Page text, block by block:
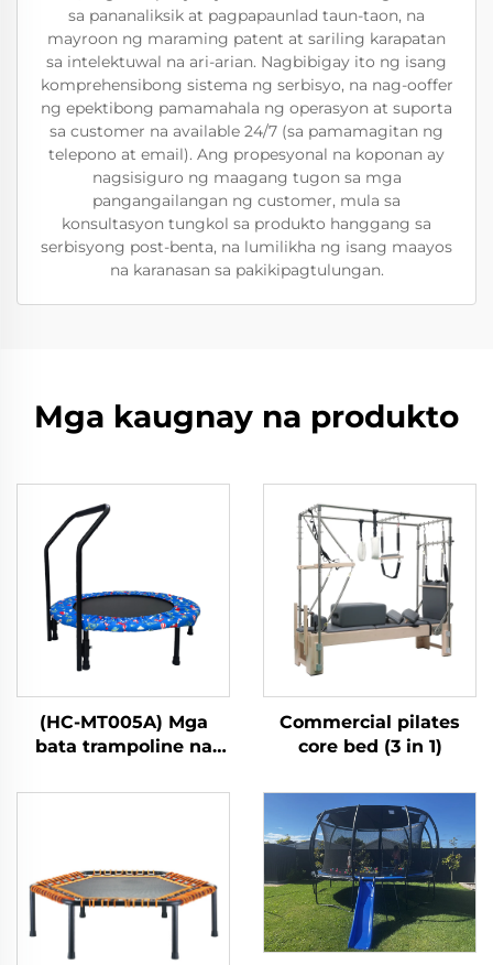
sa pananaliksik at pagpapaunlad taun-taon, na
mayroon ng maraming patent at sariling karapatan
sa intelektuwal na ari-arian. Nagbibigay ito ng isang
komprehensibong sistema ng serbisyo, na nag-ooffer
ng epektibong pamamahala ng operasyon at suporta
sa customer na available 24/7 (sa pamamagitan ng
telepono at email). Ang propesyonal na koponan ay
nagsisiguro ng maagang tugon sa mga
pangangailangan ng customer, mula sa
konsultasyon tungkol sa produkto hanggang sa
serbisyong post-benta, na lumilikha ng isang maayos
na karanasan sa pakikipagtulungan.
Mga kaugnay na produkto
(HC-MT005A) Mga
bata trampoline na
Commercial pilates
core bed (3 in 1)